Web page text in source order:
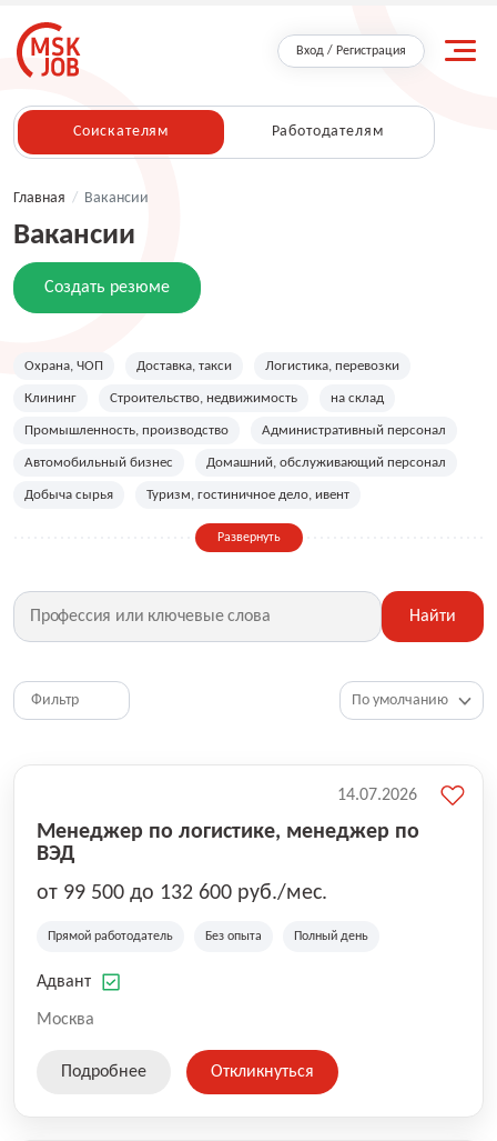
Вход / Регистрация
Соискателям Работодателям
Главная / Вакансии
Вакансии
Создать резюме
Охрана, ЧОП Доставка, такси Логистика, перевозки
Клининг Строительство, недвижимость на склад
Промышленность, производство Административный персонал
Автомобильный бизнес Домашний, обслуживающий персонал
Добыча сырья Туризм, гостиничное дело, ивент
Дизайн, искусство, ивент
Фитнес, красота, спорт Страхование
Медицина, фармацевтика Маркетинг, PR, реклама
HR, управление персоналом
Топ менеджмент, руководители
Развернуть
Найти
Фильтр
Менеджер по логистике, менеджер по
ВЭД
от 99 500 до 132 600 руб./мес.
Прямой работодатель Без опыта Полный день
Адвант
Москва
14.07.2026
Подробнее Откликнуться